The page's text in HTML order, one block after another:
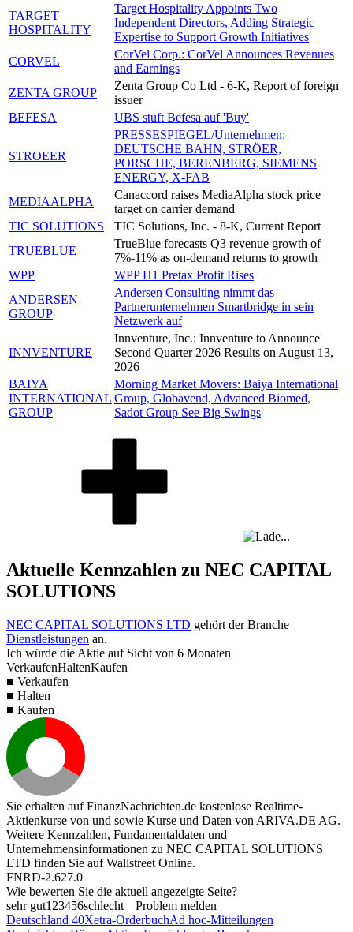
TARGET
HOSPITALITY
Target Hospitality Appoints Two
Independent Directors, Adding Strategic
Expertise to Support Growth Initiatives
CORVEL
CorVel Corp.: CorVel Announces Revenues
and Earnings
ZENTA GROUP
Zenta Group Co Ltd - 6-K, Report of foreign
issuer
BEFESA
UBS stuft Befesa auf 'Buy'
STROEER
PRESSESPIEGEL/Unternehmen:
DEUTSCHE BAHN, STRÖER,
PORSCHE, BERENBERG, SIEMENS
ENERGY, X-FAB
MEDIAALPHA
Canaccord raises MediaAlpha stock price
target on carrier demand
TIC SOLUTIONS
TIC Solutions, Inc. - 8-K, Current Report
TRUEBLUE
TrueBlue forecasts Q3 revenue growth of
7%-11% as on-demand returns to growth
WPP
WPP H1 Pretax Profit Rises
ANDERSEN
GROUP
Andersen Consulting nimmt das
Partnerunternehmen Smartbridge in sein
Netzwerk auf
INNVENTURE
Innventure, Inc.: Innventure to Announce
Second Quarter 2026 Results on August 13,
2026
BAIYA
INTERNATIONAL
GROUP
Morning Market Movers: Baiya International
Group, Globavend, Advanced Biomed,
Sadot Group See Big Swings
Aktuelle Kennzahlen zu NEC CAPITAL
SOLUTIONS
NEC CAPITAL SOLUTIONS LTD gehört der Branche
Dienstleistungen an.
Ich würde die Aktie auf Sicht von 6 Monaten
VerkaufenHaltenKaufen
■ Verkaufen
■ Halten
■ Kaufen
Sie erhalten auf FinanzNachrichten.de kostenlose Realtime-
Aktienkurse von und sowie Kurse und Daten von ARIVA.DE AG.
Weitere Kennzahlen, Fundamentaldaten und
Unternehmensinformationen zu NEC CAPITAL SOLUTIONS
LTD finden Sie aufWallstreet Online.
FNRD-2.627.0
Wie bewerten Sie die aktuell angezeigte Seite?
sehr gut1 23456schlecht
Problem melden
Deutschland 40Xetra-OrderbuchAd hoc-Mitteilungen